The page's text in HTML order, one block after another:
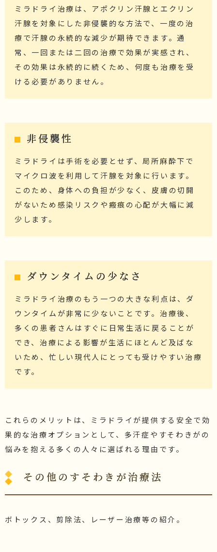
ミラドライ治療は、アポクリン汗腺とエクリン
汗腺を対象にした非侵襲的な方法で、一度の治
療で汗腺の永続的な減少が期待できます。通
常、一回または二回の治療で効果が実感され、
その効果は永続的に続くため、何度も治療を受
ける必要がありません。
非侵襲性
ミラドライは手術を必要とせず、局所麻酔下で
マイクロ波を利用して汗腺を対象に行います。
このため、身体への負担が少なく、皮膚の切開
がないため感染リスクや瘢痕の心配が大幅に減
少します。
ダウンタイムの少なさ
ミラドライ治療のもう一つの大きな利点は、ダ
ウンタイムが非常に少ないことです。治療後、
多くの患者さんはすぐに日常生活に戻ることが
でき、治療による影響が生活にほとんど及ばな
いため、忙しい現代人にとっても受けやすい治療
です。
これらのメリットは、ミラドライが提供する安全で効
果的な治療オプションとして、多汗症やすそわきがの
悩みを抱える多くの人々に選ばれる理由です。
その他のすそわきが治療法
ボトックス、剪除法、レーザー治療等の紹介。